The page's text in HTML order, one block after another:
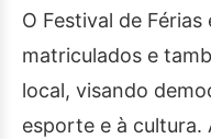
O Festival de
matriculados e
local, visando
esporte e à cultura.